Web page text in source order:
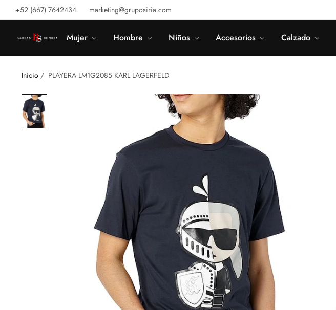
+52 (667) 7642434 marketing@gruposiria.com
Mujer Hombre Niños Accesorios Calzado
Inicio / PLAYERA LM1G2085 KARL LAGERFELD